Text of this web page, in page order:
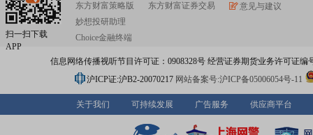
扫一扫下载
APP
东方财富策略版
妙想投研助理
Choice金融终端
东方财富证券交易
意见与建议
信息网络传播视听节目许可证：0908328号 经营证券期货业务许可证编
沪ICP证:沪B2-20070217 网站备案号:沪ICP备05006054号-11
关于我们 可持续发展 广告服务 供应商平台